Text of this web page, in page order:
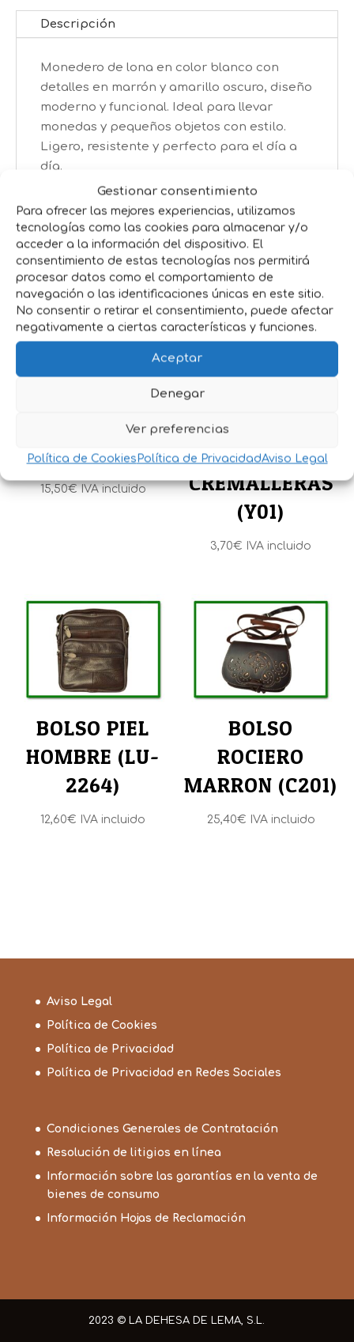
Gestionar consentimiento
Para ofrecer las mejores experiencias, utilizamos
tecnologías como las cookies para almacenar y/o
acceder a la información del dispositivo. El
consentimiento de estas tecnologías nos permitirá
procesar datos como el comportamiento de
navegación o las identificaciones únicas en este sitio.
No consentir o retirar el consentimiento, puede afectar
negativamente a ciertas características y funciones.
Aceptar
Denegar
Ver preferencias
Política de Cookies Política de PrivacidadAviso Legal
Descripción
Monedero de lona en color blanco con
detalles en marrón y amarillo oscuro, diseño
moderno y funcional. Ideal para llevar
monedas y pequeños objetos con estilo.
Ligero, resistente y perfecto para el día a
día.
¡Consigue el tuyo ahora!
Productos relacionados
BOLSO PIEL
(LU-2318)
15,50€ IVA incluido
MONEDERO
PIEL 2
CREMALLERAS
(Y01)
3,70€ IVA incluido
BOLSO PIEL
HOMBRE (LU-
2264)
12,60€ IVA incluido
BOLSO
ROCIERO
MARRON (C201)
25,40€ IVA incluido
Aviso Legal
Política de Cookies
Política de Privacidad
Política de Privacidad en Redes Sociales
Condiciones Generales de Contratación
Resolución de litigios en línea
Información sobre las garantías en la venta de
bienes de consumo
Información Hojas de Reclamación
2023 © LA DEHESA DE LEMA, S.L.